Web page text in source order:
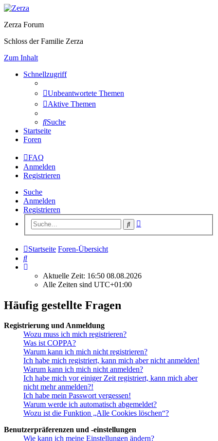
Zerza Forum
Schloss der Familie Zerza
Zum Inhalt
Schnellzugriff
Unbeantwortete Themen
Aktive Themen
Suche
Startseite
Foren
FAQ
Anmelden
Registrieren
Suche
Anmelden
Registrieren
Suche
Startseite Foren-Übersicht
Suche
Aktuelle Zeit: 16:50 08.08.2026
Alle Zeiten sind UTC+01:00
Häufig gestellte Fragen
Registrierung und Anmeldung
Wozu muss ich mich registrieren?
Was ist COPPA?
Warum kann ich mich nicht registrieren?
Ich habe mich registriert, kann mich aber nicht anmelden!
Warum kann ich mich nicht anmelden?
Ich habe mich vor einiger Zeit registriert, kann mich aber
nicht mehr anmelden?!
Ich habe mein Passwort vergessen!
Warum werde ich automatisch abgemeldet?
Wozu ist die Funktion „Alle Cookies löschen“?
Benutzerpräferenzen und -einstellungen
Wie kann ich meine Einstellungen ändern?